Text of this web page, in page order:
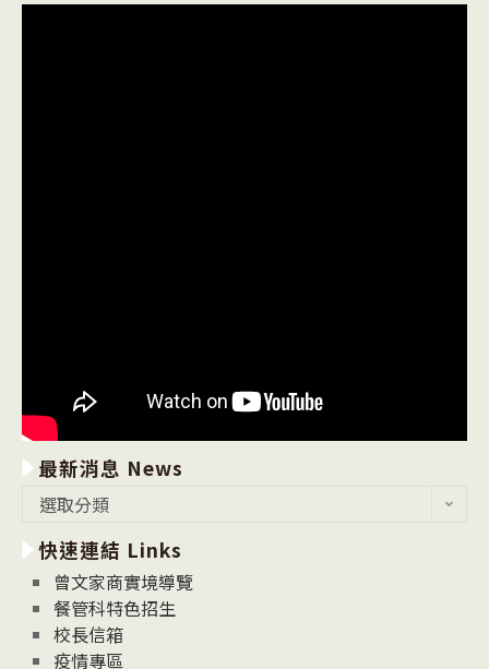
最新消息 News
消
息
News
選取分類
快速連結 Links
曾文家商實境導覽
餐管科特色招生
校長信箱
疫情專區